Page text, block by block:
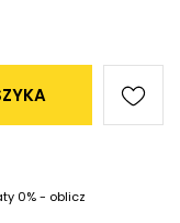
0% - oblicz